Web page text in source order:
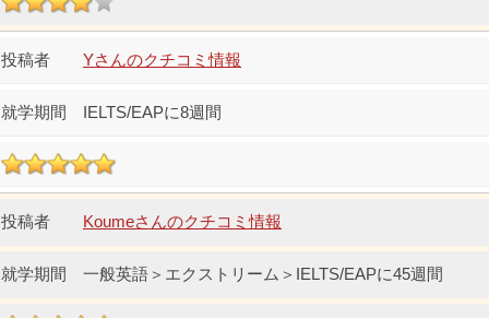
Yさんのクチコミ情報
IELTS/EAPに8週間
Koumeさんのクチコミ情報
一般英語＞エクストリーム＞IELTS/EAPに45週間